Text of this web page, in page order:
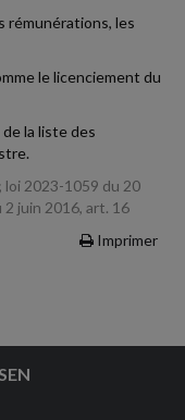
rémunérations, les
le licenciement du
la liste des
loi 2023-1059 du 20
juin 2016, art. 16
Imprimer